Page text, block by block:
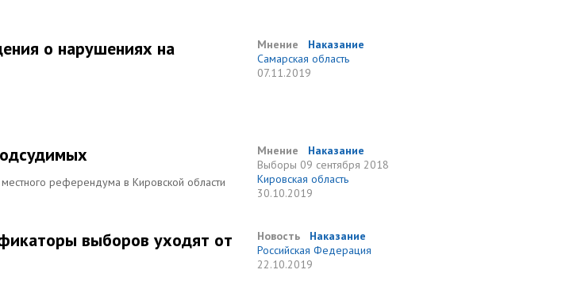
о нарушениях на
Мнение
Наказание
Самарская область
07.11.2019
референдума в Кировской области
Мнение
Наказание
Выборы 09 сентября 2018
Кировская область
30.10.2019
выборов уходят от
Новость
Наказание
Российская Федерация
22.10.2019